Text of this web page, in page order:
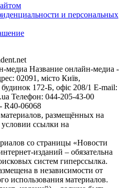
и персональных
медиа Название онлайн-медиа -
02091, місто Київ,
172-Б, офіс 208/1 E-mail:
Телефон: 044-205-43-00
R40-06068
размещённых на
условии ссылки на
со страницы «Новости
изданий – обязательна
систем гиперссылка.
в независимости от
использования материалов.